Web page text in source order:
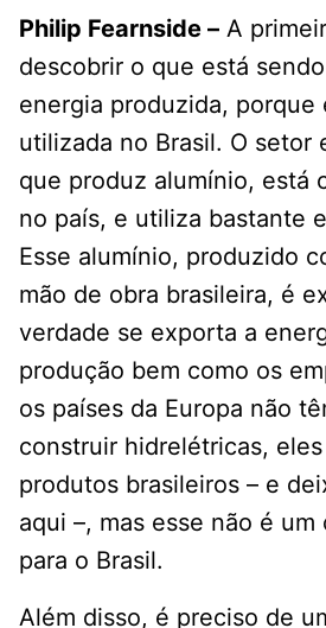
Philip Fearnside – A
descobrir o que está
energia produzida, porque
utilizada no Brasil. O setor
que produz alumínio, está
no país, e utiliza bastante
Esse alumínio, produzido
mão de obra brasileira, é
verdade se exporta a
produção bem como os
os países da Europa não
construir hidrelétricas,
produtos brasileiros – e
aqui –, mas esse não é
para o Brasil.
Além disso, é preciso de